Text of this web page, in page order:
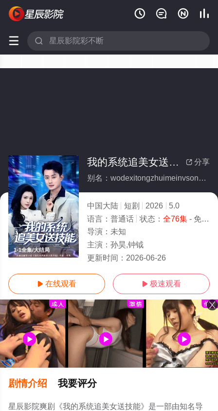
   
 
1-1全集/大结局
 分享
我的系统追美女送技能(全集)
别名：wodexitongzhuimeinvsongjineng
中国大陆 短剧 2026
5.0
语言： 普通话 状态： 全76集- 免费在线观看
导演： 未知
主演： 孙昊,钟钺
更新时间： 2026-06-26
 在线观看  极速观看
剧情介绍 我要评分
星辰影院爽剧《我的系统追美女送技能》是一部由知名导